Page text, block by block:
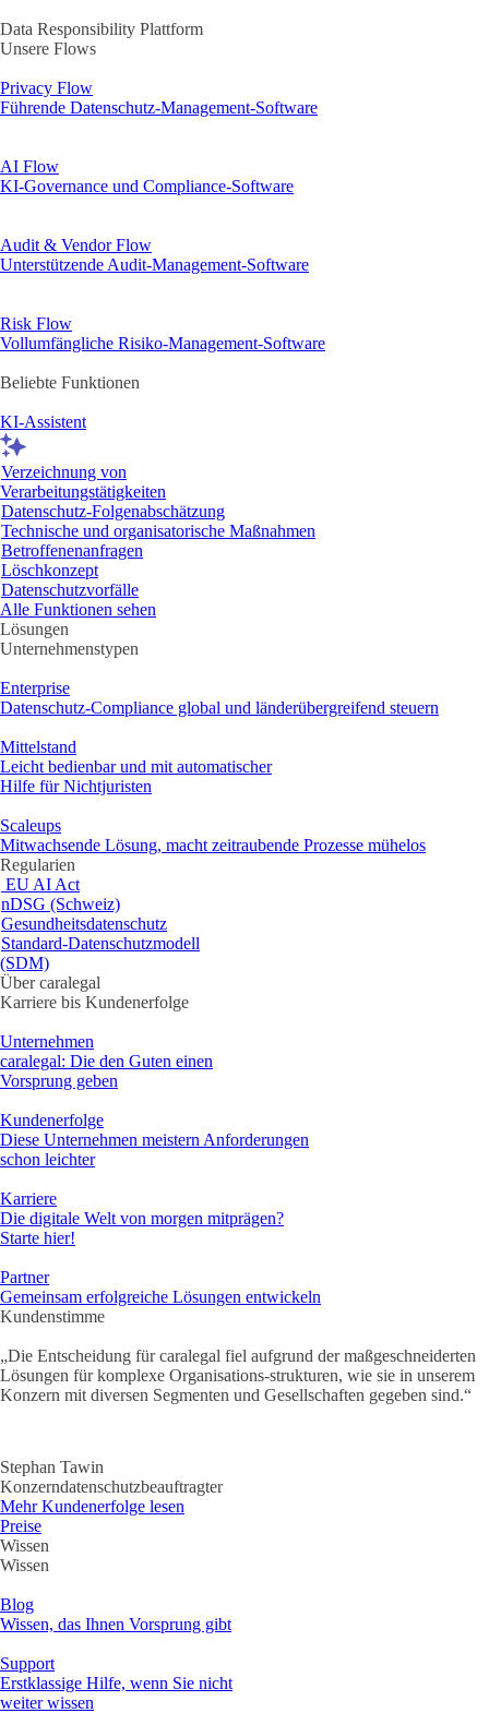
Data Responsibility Plattform
Unsere Flows
Privacy Flow
Führende Datenschutz-Management-Software
AI Flow
KI-Governance und Compliance-Software
Audit & Vendor Flow
Unterstützende Audit-Management-Software
Risk Flow
Vollumfängliche Risiko-Management-Software
Beliebte Funktionen
KI-Assistent
Verzeichnung von
Verarbeitungstätigkeiten
Datenschutz-Folgenabschätzung
Technische und organisatorische Maßnahmen
Betroffenenanfragen
Löschkonzept
Datenschutzvorfälle
Alle Funktionen sehen
Lösungen
Unternehmenstypen
Enterprise
Datenschutz-Compliance global und länderübergreifend steuern
Mittelstand
Leicht bedienbar und mit automatischer
Hilfe für Nichtjuristen
Scaleups
Mitwachsende Lösung, macht zeitraubende Prozesse mühelos
Regularien
EU AI Act
nDSG (Schweiz)
Gesundheitsdatenschutz
Standard-Datenschutzmodell
(SDM)
Über caralegal
Karriere bis Kundenerfolge
Unternehmen
caralegal: Die den Guten einen
Vorsprung geben
Kundenerfolge
Diese Unternehmen meistern Anforderungen
schon leichter
Karriere
Die digitale Welt von morgen mitprägen?
Starte hier!
Partner
Gemeinsam erfolgreiche Lösungen entwickeln
Kundenstimme
„Die Entscheidung für caralegal fiel aufgrund der maßgeschneiderten
Lösungen für komplexe Organisations-strukturen, wie sie in unserem
Konzern mit diversen Segmenten und Gesellschaften gegeben sind.“
Stephan Tawin
Konzerndatenschutzbeauftragter
Mehr Kundenerfolge lesen
Preise
Wissen
Wissen
Blog
Wissen, das Ihnen Vorsprung gibt
Support
Erstklassige Hilfe, wenn Sie nicht
weiter wissen